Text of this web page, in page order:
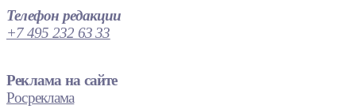
Телефон редакции
+7 495 232 63 33
Реклама на сайте
Росреклама